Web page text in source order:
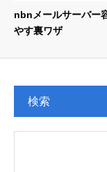
nbnメールサーバー
やす裏ワザ
検索